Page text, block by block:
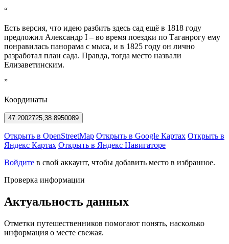
“
Есть версия, что идею разбить здесь сад ещё в 1818 году
предложил Александр I – во время поездки по Таганрогу ему
понравилась панорама с мыса, и в 1825 году он лично
разработал план сада. Правда, тогда место назвали
Елизаветинским.
”
Координаты
47.2002725,38.8950089
Открыть в OpenStreetMap Открыть в Google Картах Открыть в
Яндекс Картах Открыть в Яндекс Навигаторе
Войдите в свой аккаунт, чтобы добавить место в избранное.
Проверка информации
Актуальность данных
Отметки путешественников помогают понять, насколько
информация о месте свежая.